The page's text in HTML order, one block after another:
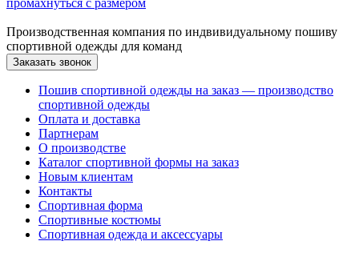
Производственная компания по индвивидуальному пошиву
спортивной одежды для команд
Заказать звонок
Пошив спортивной одежды на заказ — производство
спортивной одежды
Оплата и доставка
Партнерам
О производстве
Каталог спортивной формы на заказ
Новым клиентам
Контакты
Спортивная форма
Спортивные костюмы
Спортивная одежда и аксессуары